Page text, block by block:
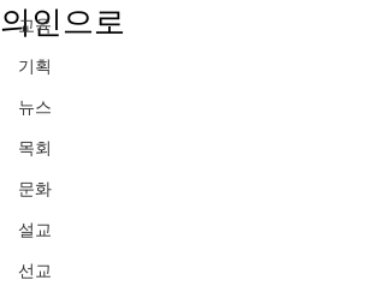
교육
기획
뉴스
목회
문화
설교
선교
의인으로